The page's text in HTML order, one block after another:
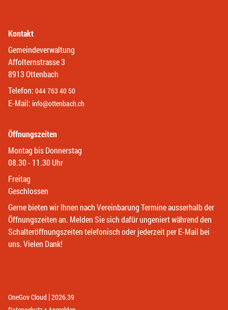
Kontakt
Gemeindeverwaltung
Affolternstrasse 3
8913 Ottenbach
Telefon: 044 763 40 50
E-Mail: info@ottenbach.ch
Öffnungszeiten
Montag bis Donnerstag
08.30 - 11.30 Uhr
Freitag
Geschlossen
Gerne bieten wir Ihnen nach Vereinbarung Termine ausserhalb der
Öffnungszeiten an. Melden Sie sich dafür ungeniert während den
Schalteröffnungszeiten telefonisch oder jederzeit per E-Mail bei
uns. Vielen Dank!
OneGov Cloud (External Link)
|2026.39